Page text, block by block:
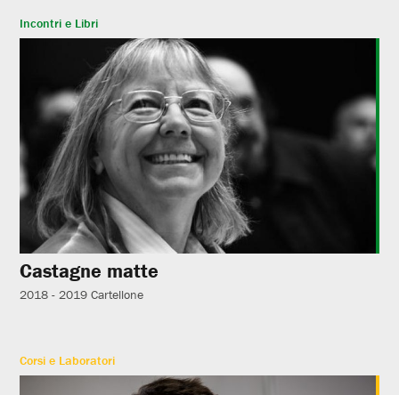
Incontri e Libri
Castagne matte
2018 - 2019 Cartellone
Corsi e Laboratori